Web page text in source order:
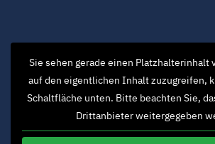
Sie sehen gerade einen Platzhalterinhalt
auf den eigentlichen Inhalt zuzugreifen,
Schaltfläche unten. Bitte beachten Sie,
Drittanbieter weitergegeben